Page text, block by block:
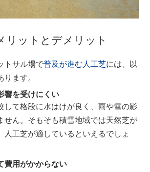
リットとデメリット
トサル場で普及が進む人工芝には、以
ます。
響を受けにくい
して格段に水はけが良く、雨や雪の影
せん。そもそも積雪地域では天然芝が
人工芝が適しているといえるでしょ
費用がかからない